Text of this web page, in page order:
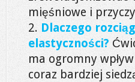
mięśniowe i
Dlaczego
elastyczności?
ma ogromny
coraz bardziej